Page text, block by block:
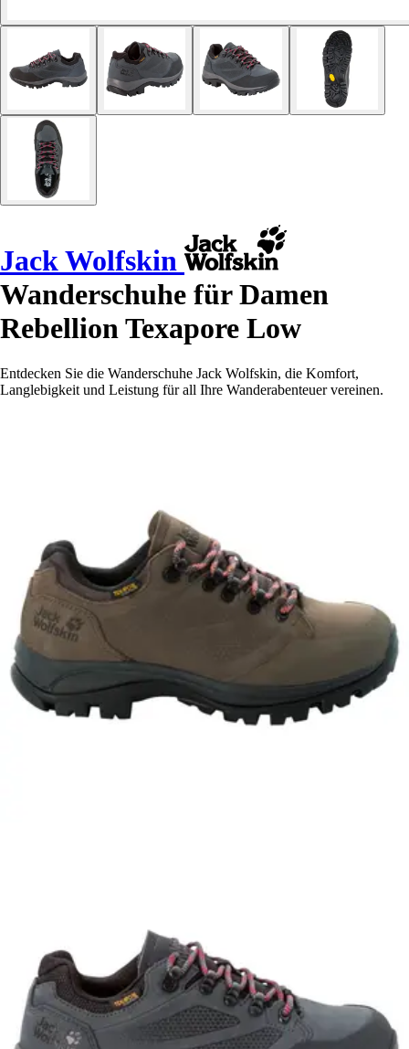
Jack Wolfskin
Wanderschuhe für Damen
Rebellion Texapore Low
Entdecken Sie die Wanderschuhe Jack Wolfskin, die Komfort,
Langlebigkeit und Leistung für all Ihre Wanderabenteuer vereinen.